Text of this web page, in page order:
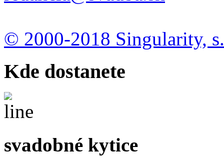
© 2000-2018 Singularity,
Kde dostanete
svadobné kytice